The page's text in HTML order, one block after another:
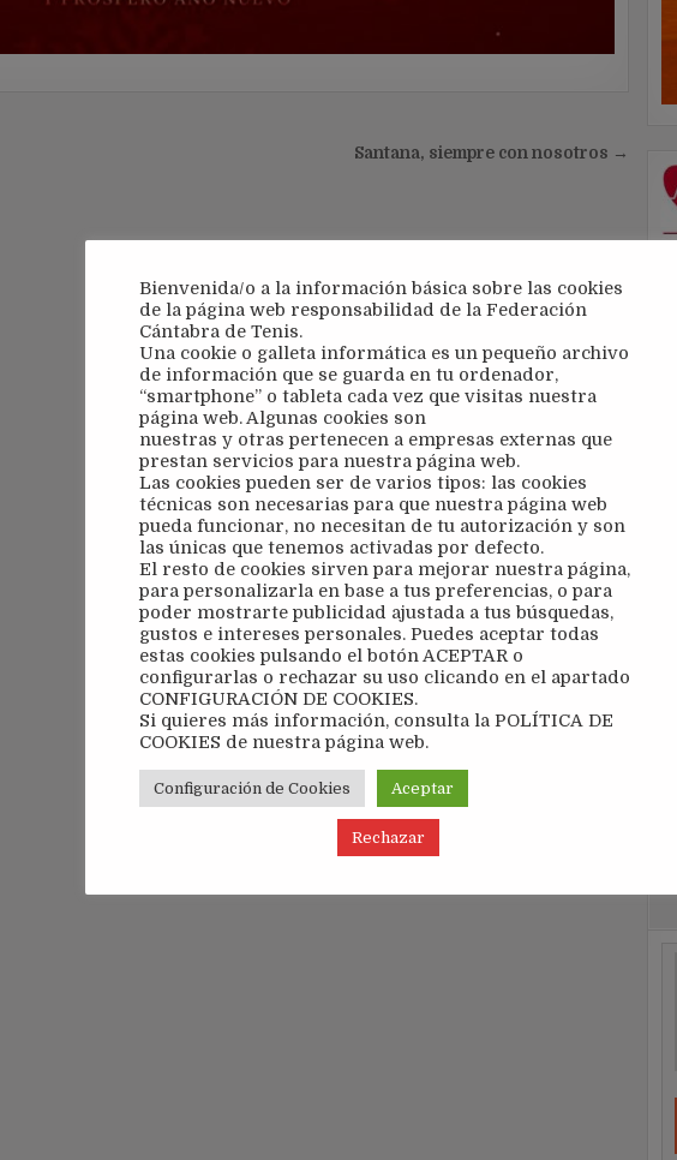
Santana, siempre con nosotros →
Bienvenida/o a la información básica sobre las cookies
de la página web responsabilidad de la Federación
Cántabra de Tenis.
Una cookie o galleta informática es un pequeño archivo
de información que se guarda en tu ordenador,
“smartphone” o tableta cada vez que visitas nuestra
página web. Algunas cookies son
nuestras y otras pertenecen a empresas externas que
prestan servicios para nuestra página web.
Las cookies pueden ser de varios tipos: las cookies
técnicas son necesarias para que nuestra página web
pueda funcionar, no necesitan de tu autorización y son
las únicas que tenemos activadas por defecto.
El resto de cookies sirven para mejorar nuestra página,
para personalizarla en base a tus preferencias, o para
poder mostrarte publicidad ajustada a tus búsquedas,
gustos e intereses personales. Puedes aceptar todas
estas cookies pulsando el botón ACEPTAR o
configurarlas o rechazar su uso clicando en el apartado
CONFIGURACIÓN DE COOKIES.
Si quieres más información, consulta la POLÍTICA DE
COOKIES de nuestra página web.
Configuración de Cookies Aceptar
Rechazar